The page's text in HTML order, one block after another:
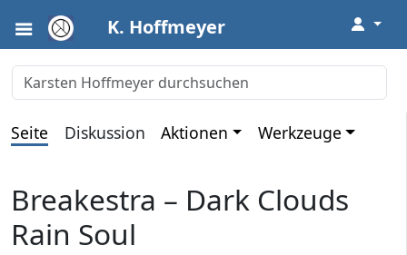
K. Hoffmeyer ↓
Seite Diskussion Aktionen Werkzeuge
Breakestra – Dark Clouds
Rain Soul